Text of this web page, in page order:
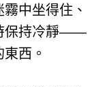
中坐得住、
保持冷靜——
西。